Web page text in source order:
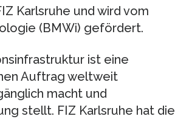
Karlsruhe und wird vom
(BMWi) gefördert.
ist eine
Auftrag weltweit
macht und
stellt. FIZ Karlsruhe hat die